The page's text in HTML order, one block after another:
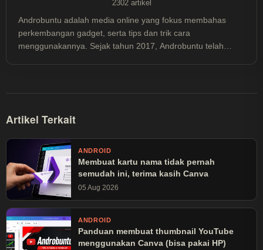
2302 artikel
Androbuntu adalah media online yang fokus membahas
perkembangan gadget, serta tips dan trik cara
menggunakannya. Sejak tahun 2017, Androbuntu telah
Artikel Terkait
ANDROID
Membuat kartu nama tidak pernah
semudah ini, terima kasih Canva
05 Aug 2026
ANDROID
Panduan membuat thumbnail YouTube
menggunakan Canva (bisa pakai HP)